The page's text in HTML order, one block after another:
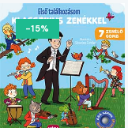
-15%